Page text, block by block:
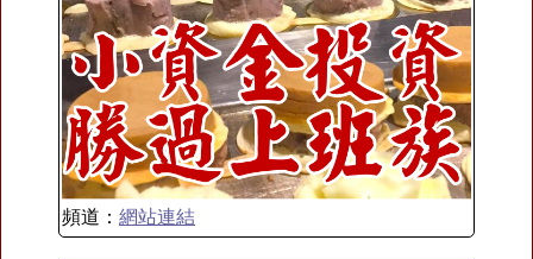
頻道： 網站連結